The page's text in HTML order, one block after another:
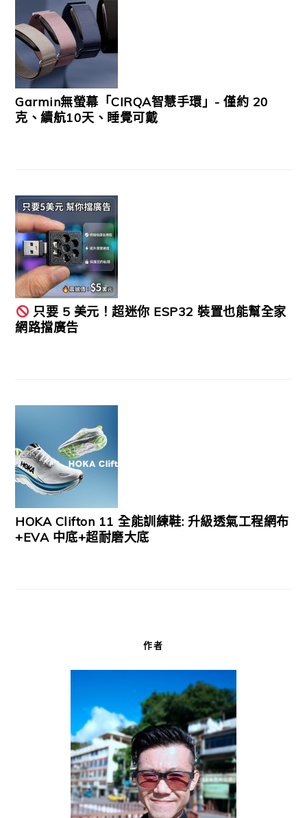
Garmin無螢幕「CIRQA智慧手環」- 僅約 20
克、續航10天、睡覺可戴
只要 5 美元！超迷你 ESP32 裝置也能幫全家
網路擋廣告
HOKA Clifton 11 全能訓練鞋: 升級透氣工程網布
+EVA 中底+超耐磨大底
作者